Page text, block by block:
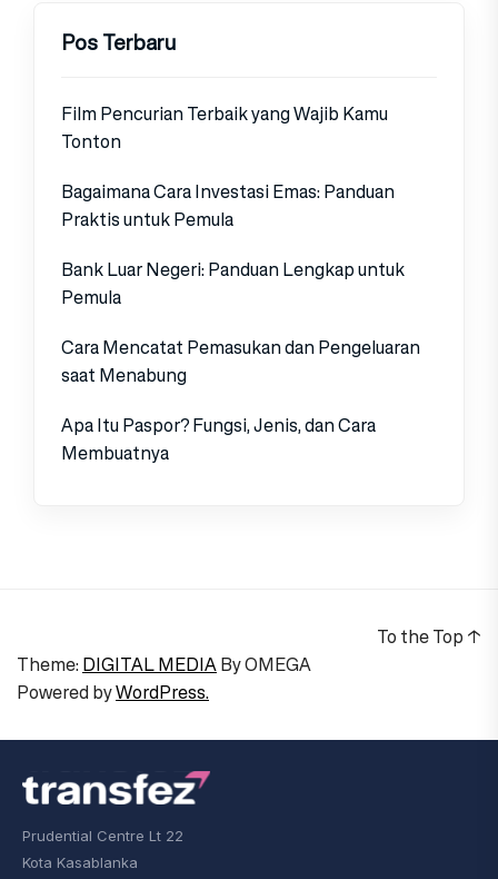
Pos Terbaru
Film Pencurian Terbaik yang Wajib Kamu
Tonton
Bagaimana Cara Investasi Emas: Panduan
Praktis untuk Pemula
Bank Luar Negeri: Panduan Lengkap untuk
Pemula
Cara Mencatat Pemasukan dan Pengeluaran
saat Menabung
Apa Itu Paspor? Fungsi, Jenis, dan Cara
Membuatnya
Theme: DIGITAL MEDIAByOMEGA
Powered byWordPress.
To the Top ↑
Prudential Centre Lt 22
Kota Kasablanka